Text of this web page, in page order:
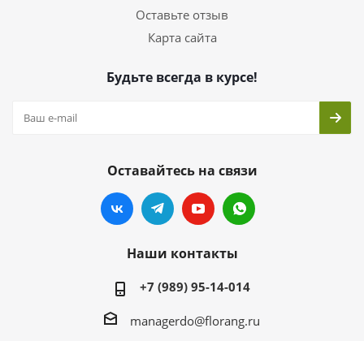
Оставьте отзыв
Карта сайта
Будьте всегда в курсе!
Оставайтесь на связи
Наши контакты
+7 (989) 95-14-014
managerdo@florang.ru